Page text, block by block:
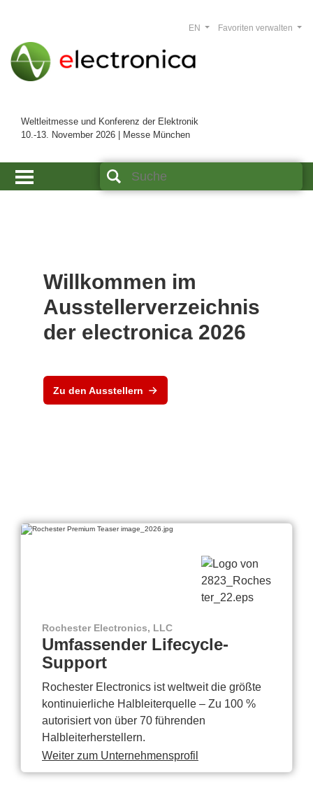
Weltleitmesse und Konferenz der Elektronik
10.-13. November 2026 | Messe München
Favoriten verwalten
EN
Willkommen im
Ausstellerverzeichnis
der electronica 2026
Zu den Ausstellern
Rochester Electronics, LLC
Umfassender Lifecycle-
Support
Rochester Electronics ist weltweit die größte
kontinuierliche Halbleiterquelle – Zu 100 %
autorisiert von über 70 führenden
Halbleiterherstellern.
Weiter zum Unternehmensprofil